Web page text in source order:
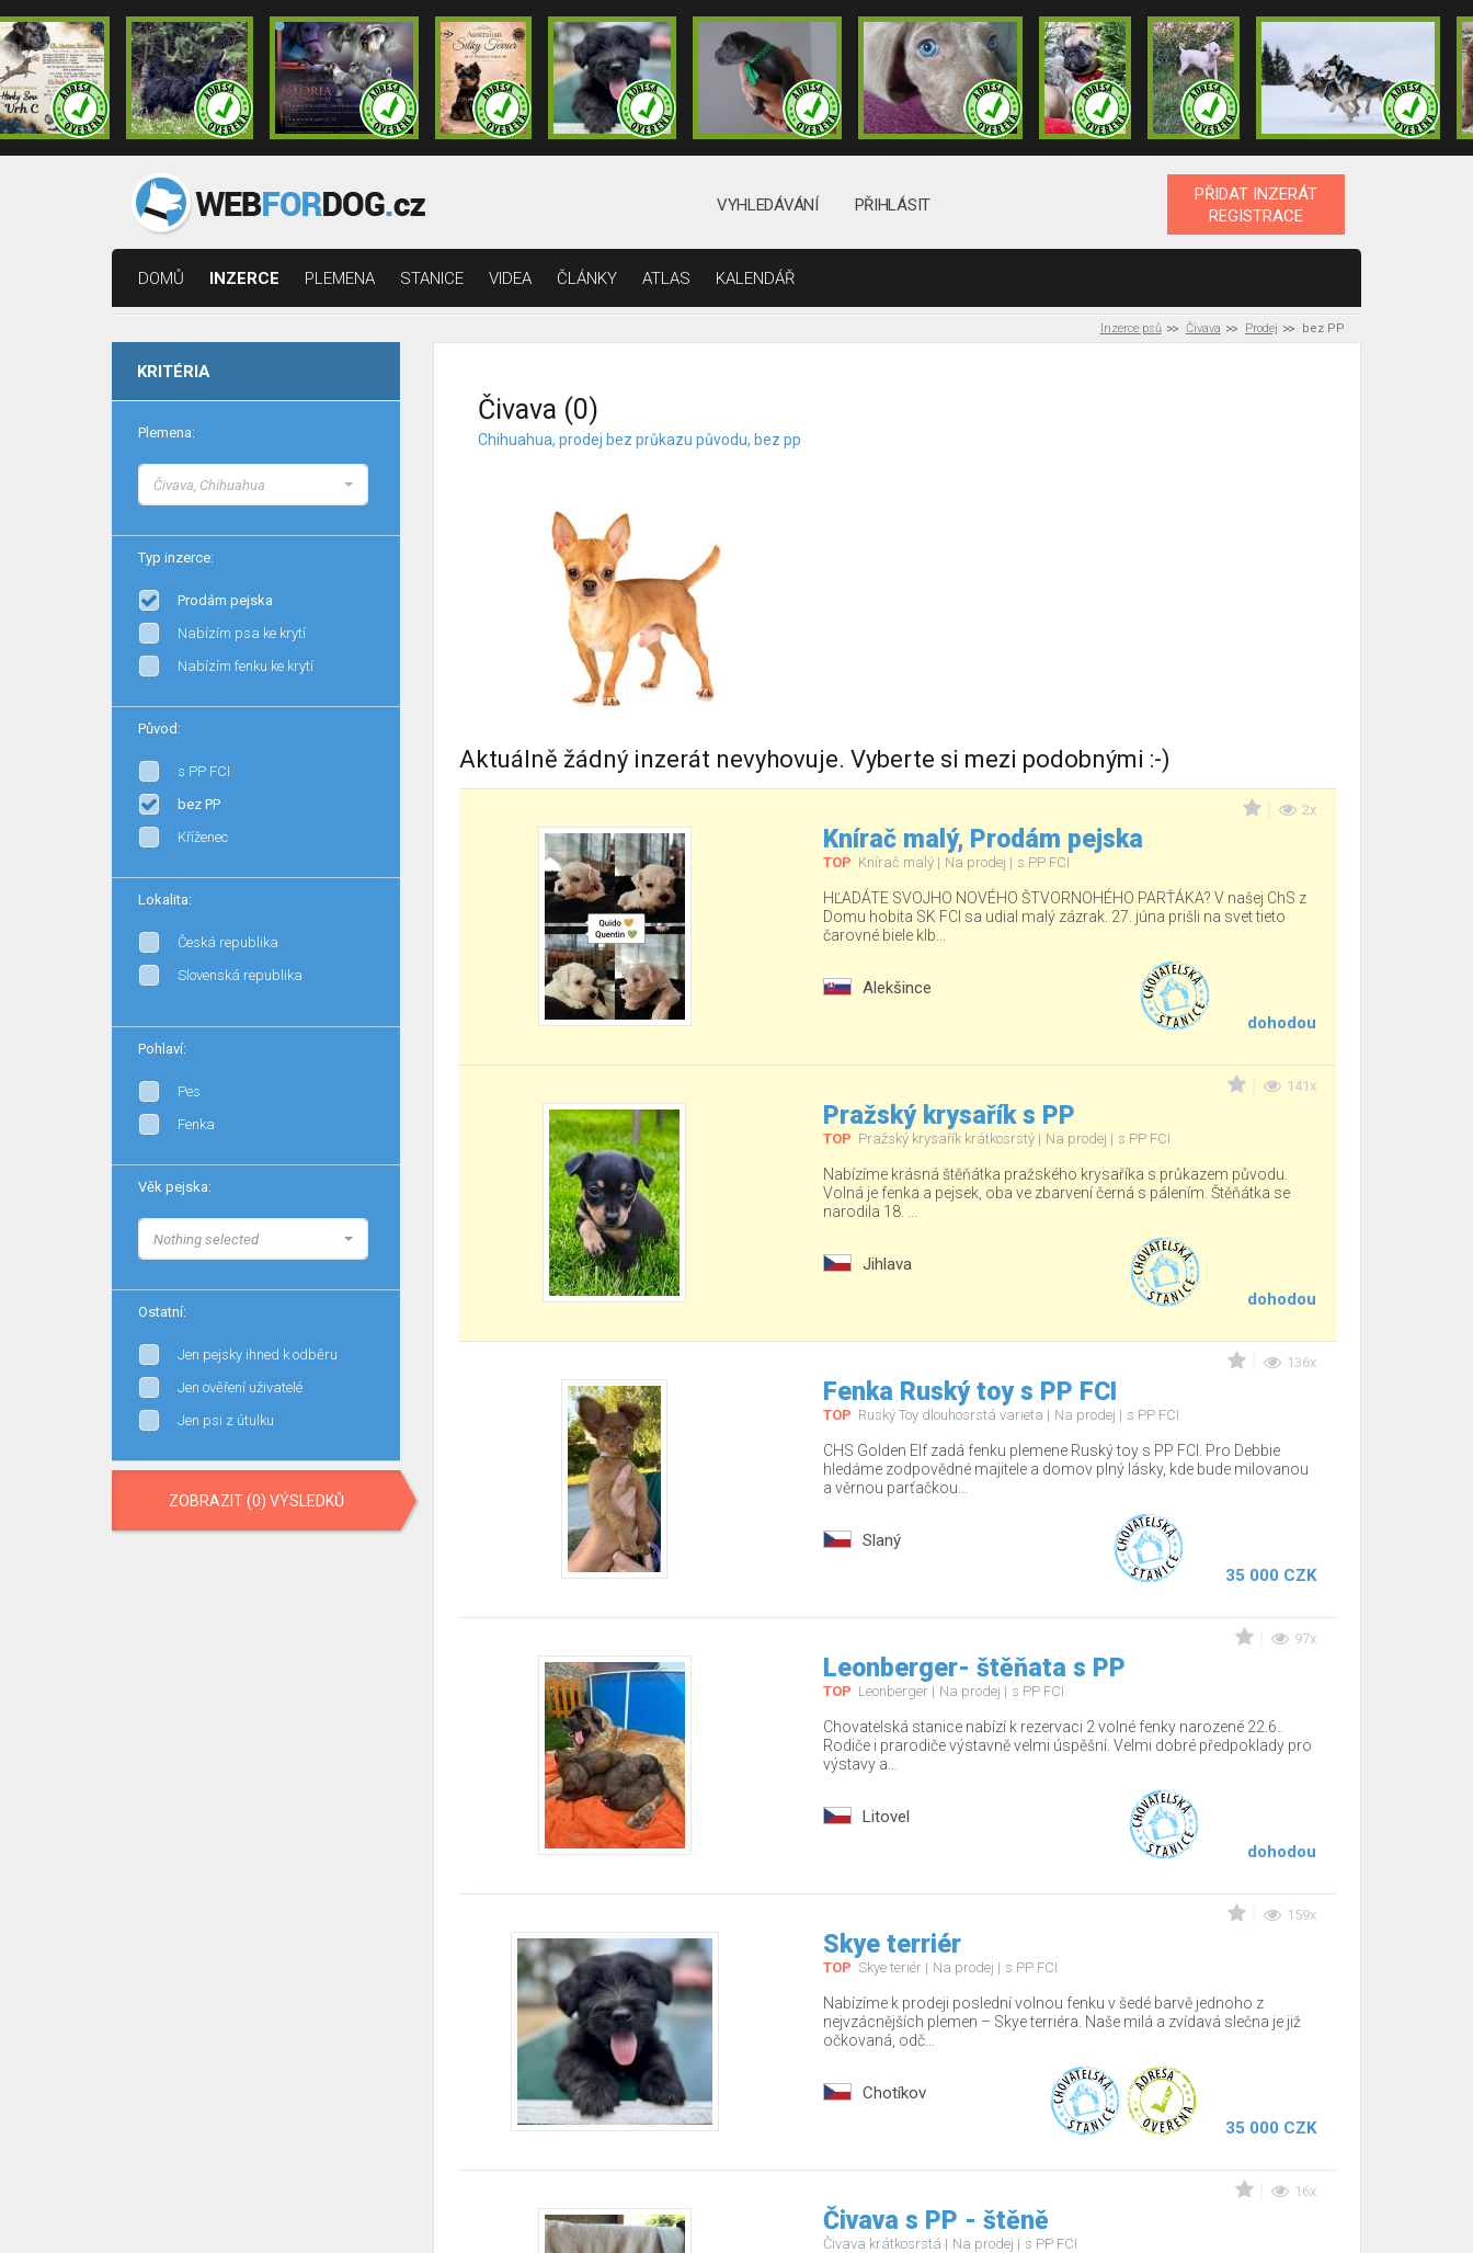
VYHLEDÁVÁNÍ PŘIHLÁSIT
PŘIDAT INZERÁT
REGISTRACE
DOMŮ INZERCE PLEMENA STANICE VIDEA ČLÁNKY ATLAS KALENDÁŘ
Inzerce psů Čivava Prodej bez PP
KRITÉRIA
Plemena:
Čivava, Chihuahua
Typ inzerce:
Prodám pejska
Nabízím psa ke krytí
Nabízím fenku ke krytí
Původ:
s PP FCI
bez PP
Kříženec
Lokalita:
Česká republika
Slovenská republika
Pohlaví:
Pes
Fenka
Věk pejska:
Nothing selected
Ostatní:
Jen pejsky ihned k odběru
Jen ověření uživatelé
Jen psi z útulku
ZOBRAZIT (0) VÝSLEDKŮ
Čivava (0)
Chihuahua, prodej bez průkazu původu, bez pp
Aktuálně žádný inzerát nevyhovuje. Vyberte si mezi podobnými :-)
2x
Knírač malý, Prodám pejska
TOP Knírač malý Na prodej s PP FCI
HĽADÁTE SVOJHO NOVÉHO ŠTVORNOHÉHO PARŤÁKA? V našej ChS z
Domu hobita SK FCI sa udial malý zázrak. 27. júna prišli na svet tieto
čarovné biele klb...
Alekšince
dohodou
141x
Pražský krysařík s PP
TOP Pražský krysařík krátkosrstý Na prodej s PP FCI
Nabízíme krásná štěňátka pražského krysaříka s průkazem původu.
Volná je fenka a pejsek, oba ve zbarvení černá s pálením. Štěňátka se
narodila 18. ...
Jihlava
dohodou
136x
Fenka Ruský toy s PP FCI
TOP Ruský Toy dlouhosrstá varieta Na prodej s PP FCI
CHS Golden Elf zadá fenku plemene Ruský toy s PP FCI. Pro Debbie
hledáme zodpovědné majitele a domov plný lásky, kde bude milovanou
a věrnou parťačkou...
Slaný
35 000 CZK
97x
Leonberger- štěňata s PP
TOP Leonberger Na prodej s PP FCI
Chovatelská stanice nabízí k rezervaci 2 volné fenky narozené 22.6..
Rodiče i prarodiče výstavně velmi úspěšní. Velmi dobré předpoklady pro
výstavy a...
Litovel
dohodou
159x
Skye terriér
TOP Skye teriér Na prodej s PP FCI
Nabízíme k prodeji poslední volnou fenku v šedé barvě jednoho z
nejvzácnějších plemen – Skye terriéra. Naše milá a zvídavá slečna je již
očkovaná, odč...
Chotíkov
35 000 CZK
16x
Čivava s PP - štěně
Čivava krátkosrstá Na prodej s PP FCI